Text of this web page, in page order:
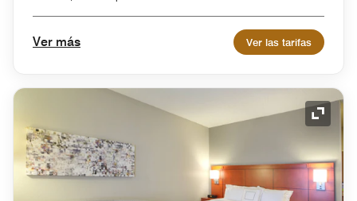
Ver más Ver las tarifas
Icono